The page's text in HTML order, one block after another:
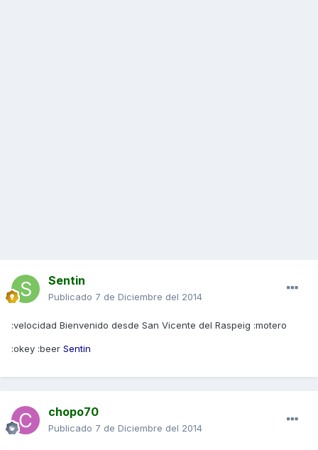
Sentin
Publicado 7 de Diciembre del 2014
:velocidad Bienvenido desde San Vicente del Raspeig :motero
:okey :beer Sentin
chopo70
Publicado 7 de Diciembre del 2014